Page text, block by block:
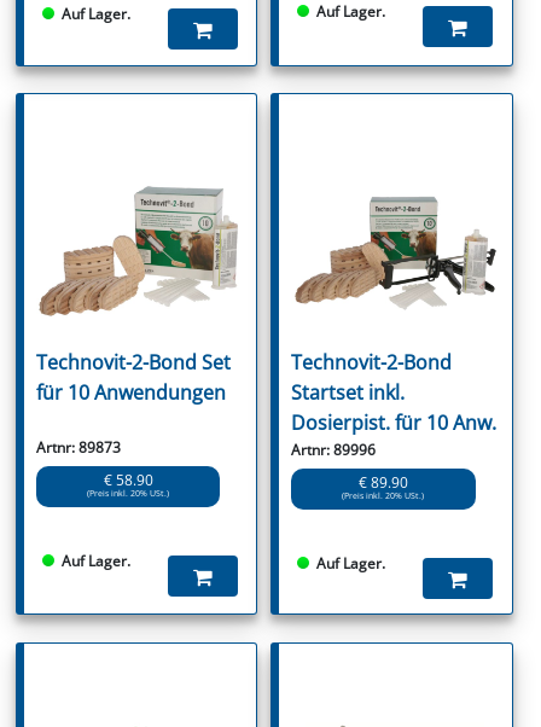
Auf Lager. Auf Lager.
Technovit-2-Bond Set
für 10 Anwendungen
Artnr: 89873
€ 58.90
(Preis inkl. 20% USt.)
Auf Lager.
Technovit-2-Bond
Startset inkl.
Dosierpist. für 10 Anw.
Artnr: 89996
€ 89.90
(Preis inkl. 20% USt.)
Auf Lager.